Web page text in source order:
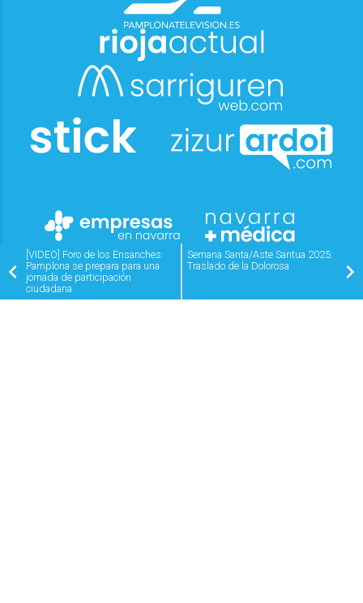
[VIDEO] Foro de los Ensanches:
Pamplona se prepara para una
jornada de participación
ciudadana
Semana Santa/Aste Santua 2025:
Traslado de la Dolorosa